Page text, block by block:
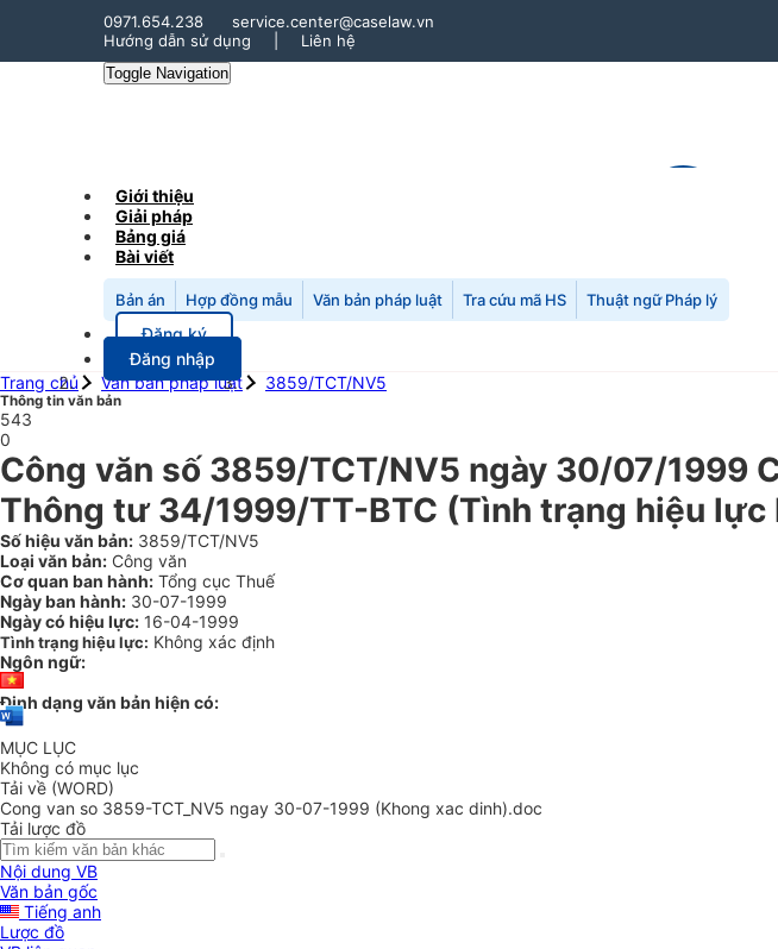
0971.654.238
service.center@caselaw.vn
Hướng dẫn sử dụng
Liên hệ
Toggle Navigation
Giới thiệu
Giải pháp
Bảng giá
Bài viết
Bản án Hợp đồng mẫu Văn bản pháp luật Tra cứu mã HS Thuật ngữ Pháp lý
Đăng ký
Đăng nhập
Trang chủ
Văn bản pháp luật 3859/TCT/NV5
Thông tin văn bản
543
0
Công văn số 3859/TCT/NV5 ngày 30/07/1999
Thông tư 34/1999/TT-BTC (Tình trạng hiệu lực
Số hiệu văn bản: 3859/TCT/NV5
Loại văn bản: Công văn
Cơ quan ban hành: Tổng cục Thuế
Ngày ban hành: 30-07-1999
Ngày có hiệu lực: 16-04-1999
Tình trạng hiệu lực: Không xác định
Ngôn ngữ:
Định dạng văn bản hiện có:
MỤC LỤC
Không có mục lục
Tải về (WORD)
Cong van so 3859-TCT_NV5 ngay 30-07-1999 (Khong xac dinh).doc
Tải lược đồ
Nội dung VB
Văn bản gốc
Tiếng anh
Lược đồ